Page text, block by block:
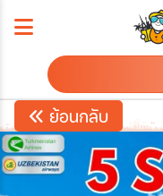
ย้อนกลับ